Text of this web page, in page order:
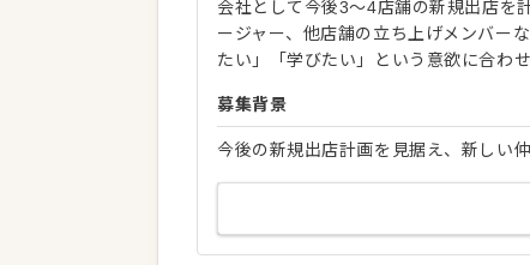
会社として今後3〜4店舗の新規出店を
ージャー、他店舗の立ち上げメンバー
たい」「学びたい」という意欲に合わ
募集背景
今後の新規出店計画を見据え、新しい